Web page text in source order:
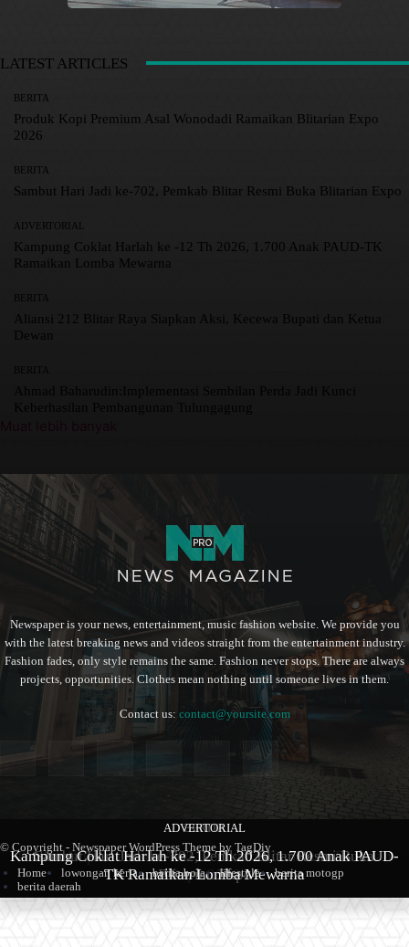
BERITA
Produk Kopi Premium Asal Wonodadi Ramaikan Blitarian
Expo 2026
BERITA
Sambut Hari Jadi ke-702, Pemkab Blitar Resmi Buka
Blitarian Expo
ADVERTORIAL
Kampung Coklat Harlah ke -12 Th 2026, 1.700 Anak PAUD-
TK Ramaikan Lomba Mewarna
LATEST ARTICLES
BERITA
Produk Kopi Premium Asal Wonodadi Ramaikan Blitarian Expo
2026
BERITA
Sambut Hari Jadi ke-702, Pemkab Blitar Resmi Buka Blitarian Expo
ADVERTORIAL
Kampung Coklat Harlah ke -12 Th 2026, 1.700 Anak PAUD-TK
Ramaikan Lomba Mewarna
BERITA
Aliansi 212 Blitar Raya Siapkan Aksi, Kecewa Bupati dan Ketua
Dewan
BERITA
Newspaper is your news, entertainment, music fashion website. We provide you
with the latest breaking news and videos straight from the entertainment industry.
Fashion fades, only style remains the same. Fashion never stops. There are always
projects, opportunities. Clothes mean nothing until someone lives in them.
Contact us: contact@yoursite.com
© Copyright - Newspaper WordPress Theme by TagDiv
Home
lowongan kerja berita bola lifestyle
berita motogp
berita daerah